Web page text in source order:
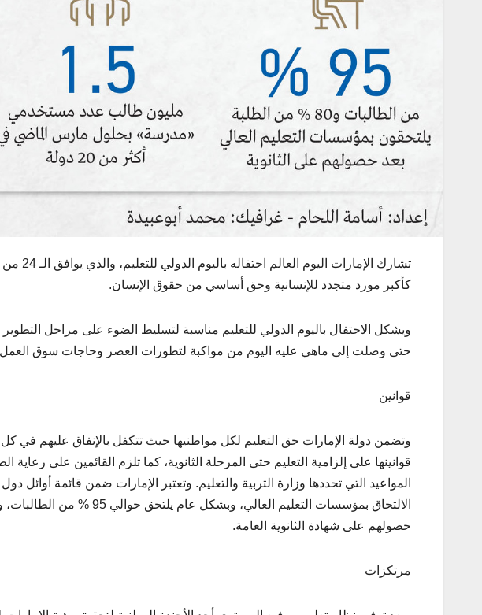
تشارك
كأكبر مورد متجدد للإنسانية وحق أساسي من حقوق الإنسان.
ويشكل الاحتفال باليوم الدولي للتعليم مناسبة لتسليط الضوء على مراحل التطوير
حتى وصلت إلى ماهي عليه اليوم من مواكبة لتطورات العصر وحاجات سوق العمل
قوانين
وتضمن دولة الإمارات حق التعليم لكل مواطنيها حيث تتكفل بالإنفاق عليهم في
قوانينها على إلزامية التعليم حتى المرحلة الثانوية، كما تلزم القائمين على رعاية
المواعيد التي تحددها وزارة التربية والتعليم. وتعتبر الإمارات ضمن قائمة
حصولهم على شهادة الثانوية العامة.
مرتكزات